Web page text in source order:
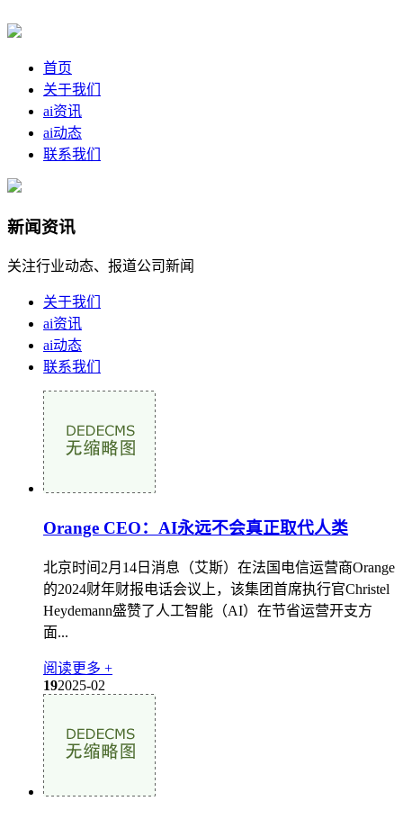
首页
关于我们
ai资讯
ai动态
联系我们
新闻资讯
关注行业动态、报道公司新闻
关于我们
ai资讯
ai动态
联系我们
Orange CEO：AI永远不会真正取代人类
北京时间2月14日消息（艾斯）在法国电信运营商Orange
的2024财年财报电话会议上，该集团首席执行官Christel
Heydemann盛赞了人工智能（AI）在节省运营开支方
面...
阅读更多 +
192025-02